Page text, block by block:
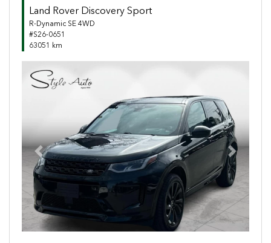
Land Rover Discovery Sport
R-Dynamic SE 4WD
#S26-0651
63051 km
Previous Next